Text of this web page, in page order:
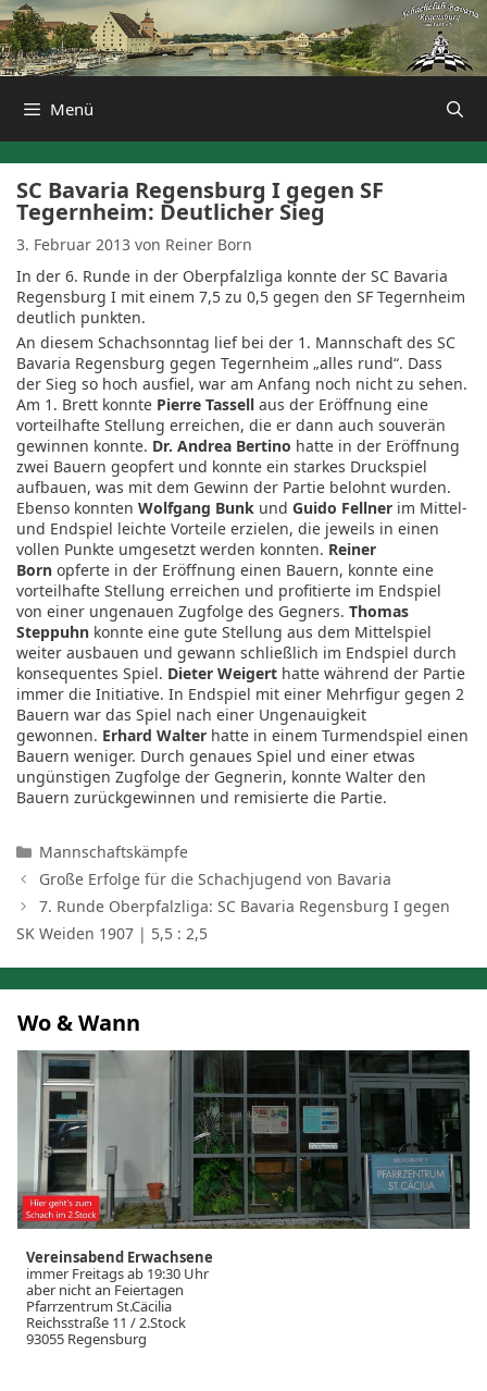
Zum
Inhalt
springen
Menü
SC Bavaria Regensburg I gegen SF
Tegernheim: Deutlicher Sieg
3. Februar 2013 von Reiner Born
In der 6. Runde in der Oberpfalzliga konnte der SC Bavaria
Regensburg I mit einem 7,5 zu 0,5 gegen den SF Tegernheim
deutlich punkten.
An diesem Schachsonntag lief bei der 1. Mannschaft des SC
Bavaria Regensburg gegen Tegernheim „alles rund“. Dass
der Sieg so hoch ausfiel, war am Anfang noch nicht zu sehen.
Am 1. Brett konnte Pierre Tassell aus der Eröffnung eine
vorteilhafte Stellung erreichen, die er dann auch souverän
gewinnen konnte. Dr. Andrea Bertino hatte in der Eröffnung
zwei Bauern geopfert und konnte ein starkes Druckspiel
aufbauen, was mit dem Gewinn der Partie belohnt wurden.
Ebenso konnten Wolfgang Bunk und Guido Fellner im Mittel-
und Endspiel leichte Vorteile erzielen, die jeweils in einen
vollen Punkte umgesetzt werden konnten. Reiner
Born opferte in der Eröffnung einen Bauern, konnte eine
vorteilhafte Stellung erreichen und profitierte im Endspiel
von einer ungenauen Zugfolge des Gegners. Thomas
Steppuhn konnte eine gute Stellung aus dem Mittelspiel
weiter ausbauen und gewann schließlich im Endspiel durch
konsequentes Spiel. Dieter Weigert hatte während der Partie
immer die Initiative. In Endspiel mit einer Mehrfigur gegen 2
Bauern war das Spiel nach einer Ungenauigkeit
gewonnen. Erhard Walter hatte in einem Turmendspiel einen
Bauern weniger. Durch genaues Spiel und einer etwas
ungünstigen Zugfolge der Gegnerin, konnte Walter den
Bauern zurückgewinnen und remisierte die Partie.
Kategorien
Mannschaftskämpfe
Große Erfolge für die Schachjugend von Bavaria
7. Runde Oberpfalzliga: SC Bavaria Regensburg I gegen
SK Weiden 1907 | 5,5 : 2,5
Wo & Wann
Vereinsabend Erwachsene
immer Freitags ab 19:30 Uhr
aber nicht an Feiertagen
Pfarrzentrum St.Cäcilia
Reichsstraße 11 / 2.Stock
93055 Regensburg